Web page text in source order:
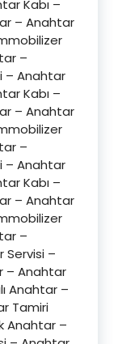
Kabı –
– Anahtar
–
– Anahtar
Kabı –
– Anahtar
–
– Anahtar
Kabı –
– Anahtar
–
Servisi –
– Anahtar
Anahtar –
Tamiri
Anahtar –